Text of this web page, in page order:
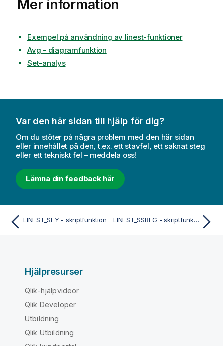
Mer information
Exempel på användning av linest-funktioner
Avg - diagramfunktion
Set-analys
Var den här sidan till hjälp för dig?
Om du stöter på några problem med den här sidan
eller innehållet på den, t.ex. ett stavfel, ett saknat steg
eller ett tekniskt fel – meddela oss!
Lämna din feedback här
LINEST_SEY - skriptfunktion LINEST_SSREG - skriptfunktion
Hjälpresurser
Qlik-hjälpvideor
Qlik Developer
Utbildning
Qlik Utbildning